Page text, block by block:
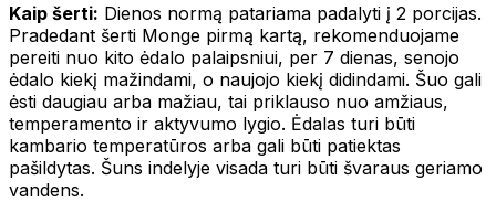
Kaip šerti: Dienos normą patariama padalyti į 2 porcijas.
Pradedant šerti Monge pirmą kartą, rekomenduojame
pereiti nuo kito ėdalo palaipsniui, per 7 dienas, senojo
ėdalo kiekį mažindami, o naujojo kiekį didindami. Šuo gali
ėsti daugiau arba mažiau, tai priklauso nuo amžiaus,
temperamento ir aktyvumo lygio. Ėdalas turi būti
kambario temperatūros arba gali būti patiektas
pašildytas. Šuns indelyje visada turi būti švaraus geriamo
vandens.